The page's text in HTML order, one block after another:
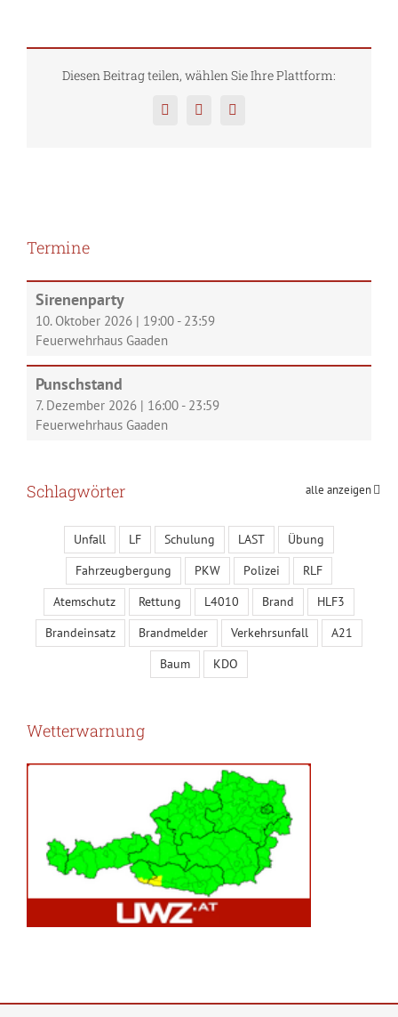
Diesen Beitrag teilen, wählen Sie Ihre Plattform:
FacebookTwitterPinterest
Termine
Sirenenparty
10. Oktober 2026 | 19:00 - 23:59
Feuerwehrhaus Gaaden
Punschstand
7. Dezember 2026 | 16:00 - 23:59
Feuerwehrhaus Gaaden
alle anzeigen
Schlagwörter
Unfall LF Schulung LAST
Übung
Fahrzeugbergung
PKW Polizei
RLF
Atemschutz
Rettung L4010 Brand
HLF3
Brandeinsatz
Brandmelder Verkehrsunfall
A21
Baum
KDO
Wetterwarnung